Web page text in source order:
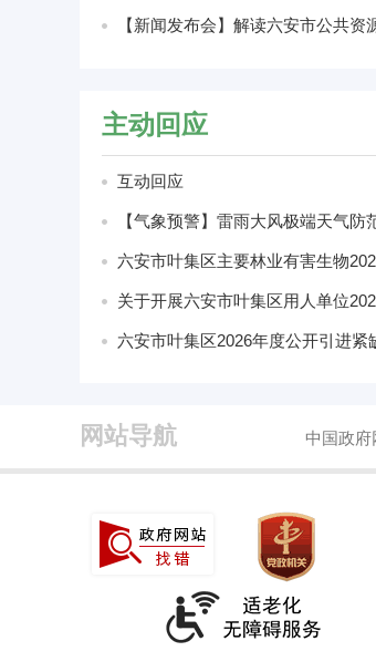
主动回应
互动回应
【气象预警】雷雨大风极端天气防
六安市叶集区2026年度公开引进
网站导航 中国政府